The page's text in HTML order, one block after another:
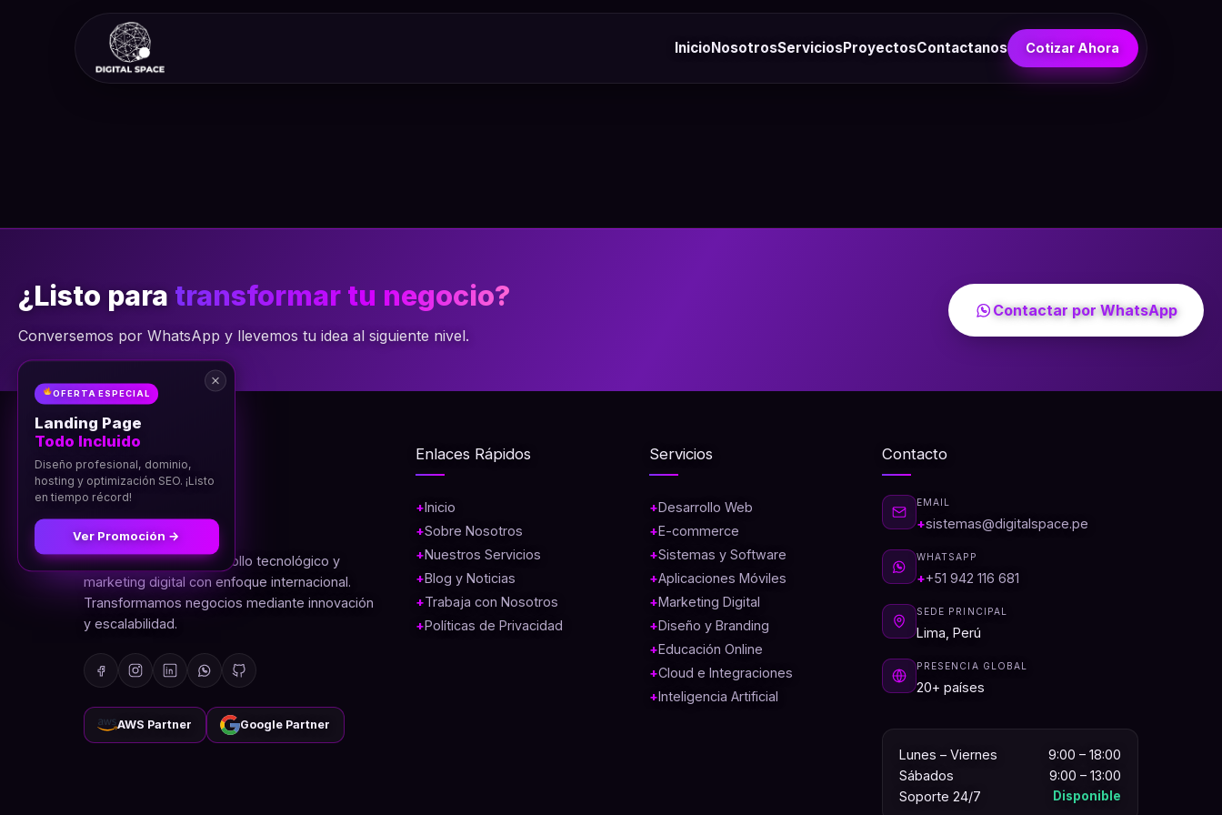
Inicio NosotrosServiciosProyectosContactanos Cotizar Ahora
¿Listo para transformar tu negocio?
Conversemos por WhatsApp y llevemos tu idea al siguiente nivel.
Contactar por WhatsApp
TECHNOLOGY AGENCY
Empresa líder en desarrollo tecnológico y
marketing digital con enfoque internacional.
Transformamos negocios mediante innovación
y escalabilidad.
AWS Partner Google Partner
Enlaces Rápidos
Inicio
Sobre Nosotros
Nuestros Servicios
Blog y Noticias
Trabaja con Nosotros
Políticas de Privacidad
Servicios
Desarrollo Web
E-commerce
Sistemas y Software
Aplicaciones Móviles
Marketing Digital
Diseño y Branding
Educación Online
Cloud e Integraciones
Inteligencia Artificial
Contacto
EMAIL
sistemas@digitalspace.pe
WHATSAPP
+51 942 116 681
SEDE PRINCIPAL
Lima, Perú
PRESENCIA GLOBAL
20+ países
Lunes – Viernes
9:00 – 18:00
Sábados
9:00 – 13:00
Soporte 24/7
Disponible
OFERTA ESPECIAL
Landing Page
Todo Incluido
Diseño profesional, dominio,
hosting y optimización SEO. ¡Listo
en tiempo récord!
Ver Promoción →